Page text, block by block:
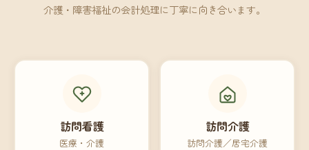
介護・障害福祉の会計処理に丁寧に向き合います。
訪問看護
医療・介護
訪問介護
訪問介護／居宅介護